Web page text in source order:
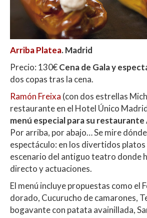
Arriba Platea. Madrid
Precio: 130€Cena de Gala y
dos copas tras la cena.
Ramón Freixa (con dos estrellas
restaurante en el Hotel Único
menú especial para su
Por arriba, por abajo… Se mire
espectáculo: en los divertidos platos
escenario del antiguo teatro donde
directo y actuaciones.
El menú incluye propuestas como el
dorado, Cucurucho de camarones,
bogavante con patata avainillada,